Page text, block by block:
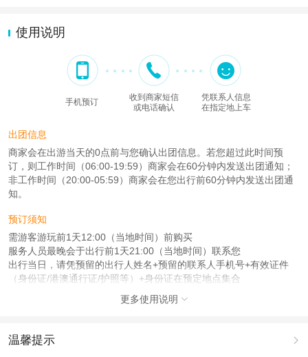
使用说明
手机预订
收到商家短信
或电话确认
凭联系人信息
在指定地上车
出团信息
商家会在出游当天的0点前与您确认出团信息。若您超过此时间预
订，则工作时间（06:00-19:59）商家会在60分钟内发送出团通知；
非工作时间（20:00-05:59）商家会在您出行前60分钟内发送出团通
知。
预订须知
需游客游玩前1天12:00（当地时间）前购买
服务人员最晚会于出行前1天21:00（当地时间）联系您
出行当日，请凭预留的出行人姓名+预留的联系人手机号+有效证件
（身份证/港澳通行证/护照等）+身份证在预定地点集合
儿童：2周岁 – 17周岁；
更多使用说明 
温馨提示 